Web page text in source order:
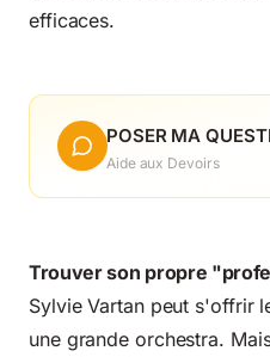
efficaces.
POSER MA
Aide aux Devoirs
Trouver son propre
Sylvie Vartan peut s'offrir
une grande orchestra.